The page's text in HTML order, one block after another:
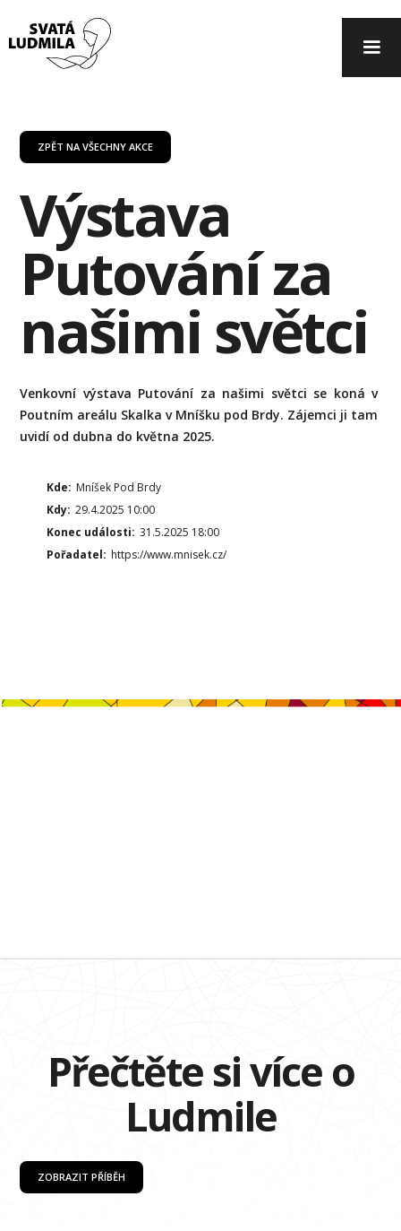
ZPĚT NA VŠECHNY AKCE
Výstava
Putování za
našimi světci
Venkovní výstava Putování za našimi světci se koná v
Poutním areálu Skalka v Mníšku pod Brdy. Zájemci ji tam
uvidí od dubna do května 2025.
Kde: Mníšek Pod Brdy
Kdy: 29.4.2025 10:00
Konec události: 31.5.2025 18:00
Pořadatel: https://www.mnisek.cz/
Přečtěte si více o
Ludmile
ZOBRAZIT PŘÍBĚH